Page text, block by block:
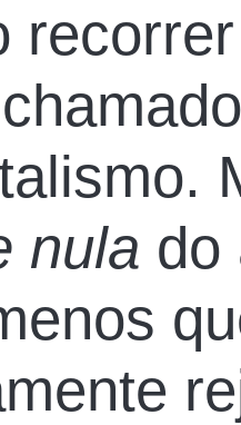
nula do